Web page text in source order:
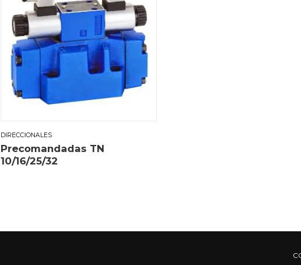
DIRECCIONALES
Precomandadas TN
10/16/25/32